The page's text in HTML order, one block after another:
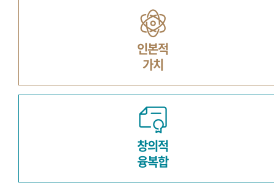
인본적
가치
창의적
융복합